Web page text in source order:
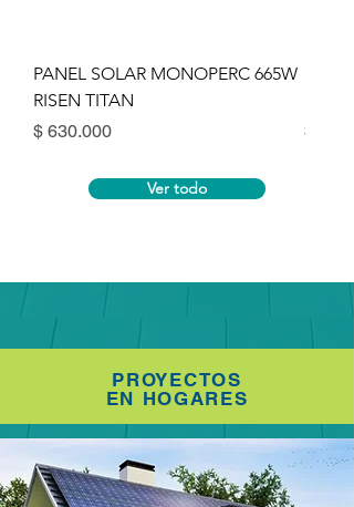
PANEL SOLAR MONOPERC 665W
RISEN TITAN
Precio
$ 630.000
Precio
$
Ver todo
PROYECTOS
EN HOGARES